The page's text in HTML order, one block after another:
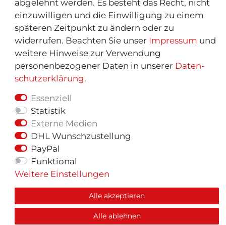
abgelehnt werden. Es besteht das Recht, nicht
einzuwilligen und die Einwilligung zu einem
späteren Zeitpunkt zu ändern oder zu
widerrufen. Beachten Sie unser Impressum und
weitere Hinweise zur Verwendung
personenbezogener Daten in unserer Daten­
schutz­erklärung.
Essenziell
Statistik
Externe Medien
DHL Wunschzustellung
PayPal
Funktional
Weitere Einstellungen
Alle akzeptieren
Alle ablehnen
© Copyright 2026 | Alle Rechte vorbehalten.